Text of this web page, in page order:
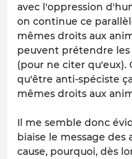
avec l'oppression
on continue ce
mêmes droits aux
peuvent prétendre les
(pour ne citer qu'eux).
qu'être anti-spéciste
mêmes droits aux
Il me semble donc
biaise le message
cause, pourquoi, dès